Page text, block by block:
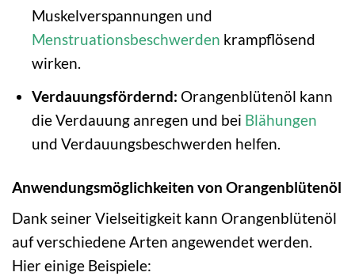
Muskelverspannungen und
Menstruationsbeschwerden krampflösend
wirken.
Verdauungsfördernd: Orangenblütenöl kann
die Verdauung anregen und bei Blähungen
und Verdauungsbeschwerden helfen.
Anwendungsmöglichkeiten von Orangenblütenöl
Dank seiner Vielseitigkeit kann Orangenblütenöl
auf verschiedene Arten angewendet werden.
Hier einige Beispiele: